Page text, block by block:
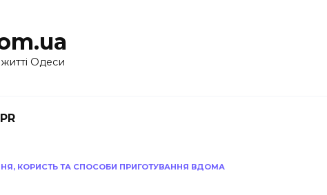
Одеси
PR
КОРИСТЬ ТА СПОСОБИ ПРИГОТУВАННЯ ВДОМА